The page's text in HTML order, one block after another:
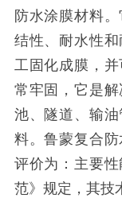
防水涂膜材料
结性、耐水性
工固化成膜，
常牢固，它是
池、隧道、输
料。鲁蒙复合防
评价为：主要
范》规定，其技